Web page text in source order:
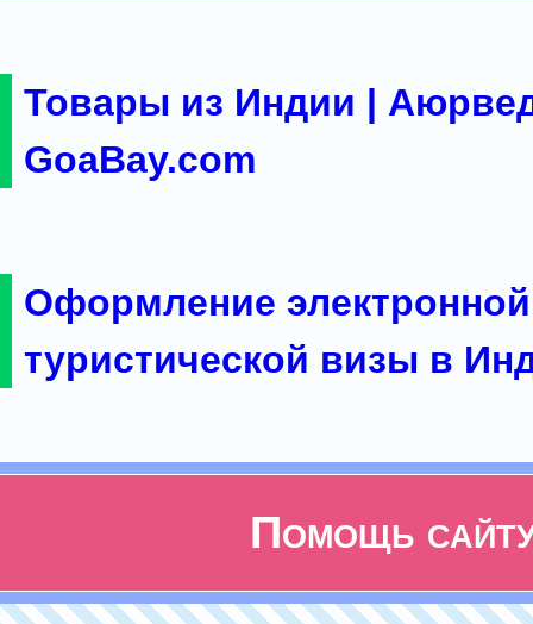
Товары из Индии |
GoaBay.com
Оформление электронной
туристической визы в
Помощь